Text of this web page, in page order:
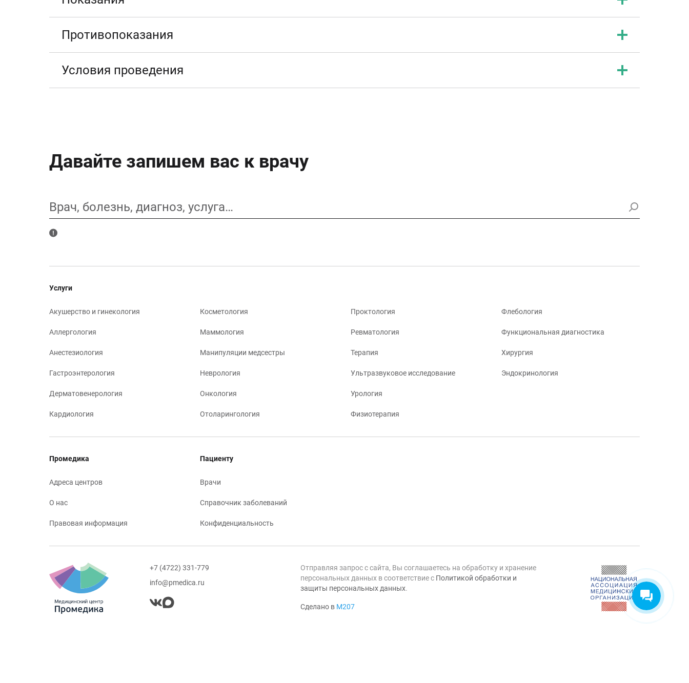
Противопоказания
Условия проведения
Давайте запишем вас к врачу
Врач, болезнь, диагноз, услуга…
Услуги
Акушерство и гинекология
Аллергология
Анестезиология
Гастроэнтерология
Дерматовенерология
Кардиология
Косметология
Маммология
Манипуляции медсестры
Неврология
Онкология
Отоларингология
Проктология
Ревматология
Терапия
Ультразвуковое исследование
Урология
Физиотерапия
Флебология
Функциональная диагностика
Хирургия
Эндокринология
Промедика
Адреса центров
О нас
Правовая информация
Пациенту
Врачи
Справочник заболеваний
Конфиденциальность
+7 (4722) 331-779
info@pmedica.ru
Отправляя запрос с сайта, Вы соглашаетесь на обработку и хранение
персональных данных в соответствие с Политикой обработки и
защиты персональных данных.
Сделано в М207